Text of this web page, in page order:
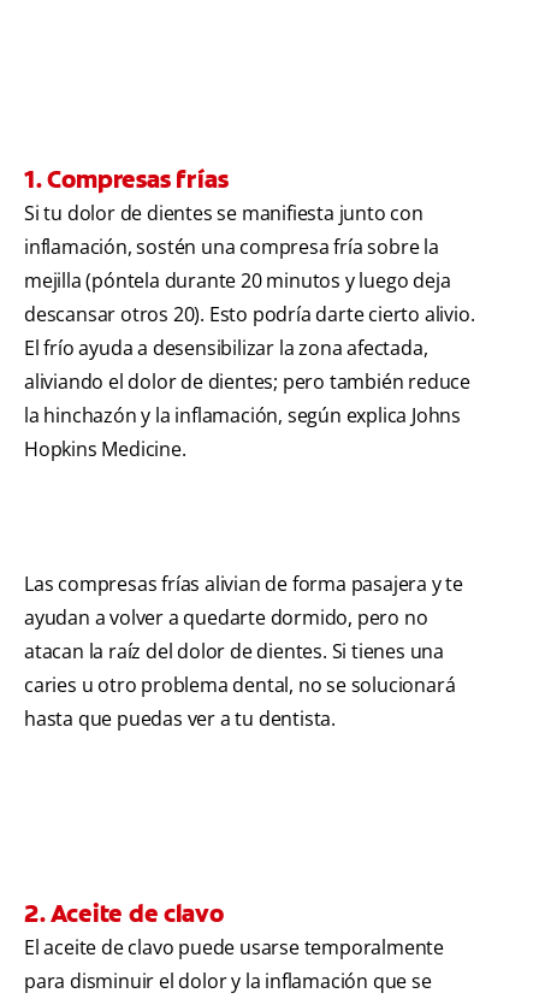
1. Compresas frías
Si tu dolor de dientes se manifiesta junto con
inflamación, sostén una compresa fría sobre la
mejilla (póntela durante 20 minutos y luego deja
descansar otros 20). Esto podría darte cierto alivio.
El frío ayuda a desensibilizar la zona afectada,
aliviando el dolor de dientes; pero también reduce
la hinchazón y la inflamación, según explica Johns
Hopkins Medicine.
Las compresas frías alivian de forma pasajera y te
ayudan a volver a quedarte dormido, pero no
atacan la raíz del dolor de dientes. Si tienes una
caries u otro problema dental, no se solucionará
hasta que puedas ver a tu dentista.
2. Aceite de clavo
El aceite de clavo puede usarse temporalmente
para disminuir el dolor y la inflamación que se